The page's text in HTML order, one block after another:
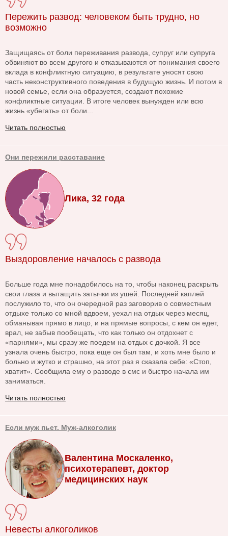
Пережить развод: человеком быть трудно, но
возможно
Защищаясь от боли переживания развода, супруг или супруга
обвиняют во всем другого и отказываются от понимания своего
вклада в конфликтную ситуацию, в результате уносят свою
часть неконструктивного поведения в будущую жизнь. И потом в
новой семье, если она образуется, создают похожие
конфликтные ситуации. В итоге человек вынужден или всю
жизнь «убегать» от боли...
Читать полностью
Они пережили расставание
Лика, 32 года
Выздоровление началось с развода
Больше года мне понадобилось на то, чтобы наконец раскрыть
свои глаза и вытащить затычки из ушей. Последней каплей
послужило то, что он очередной раз заговорив о совместным
отдыхе только со мной вдвоем, уехал на отдых через месяц,
обманывая прямо в лицо, и на прямые вопросы, с кем он едет,
врал, не забыв пообещать, что как только он отдохнет с
«парнями», мы сразу же поедем на отдых с дочкой. Я все
узнала очень быстро, пока еще он был там, и хоть мне было и
больно и жутко и страшно, на этот раз я сказала себе: «Стоп,
хватит». Сообщила ему о разводе в смс и быстро начала им
заниматься.
Читать полностью
Если муж пьет. Муж-алкоголик
Валентина Москаленко,
психотерапевт, доктор
медицинских наук
Невесты алкоголиков